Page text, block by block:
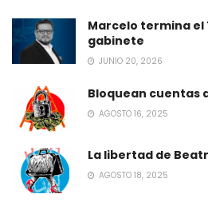
Marcelo termina el
gabinete
JUNIO 20, 2026
Bloquean cuentas
AGOSTO 16, 2025
La libertad de
AGOSTO 18, 2025